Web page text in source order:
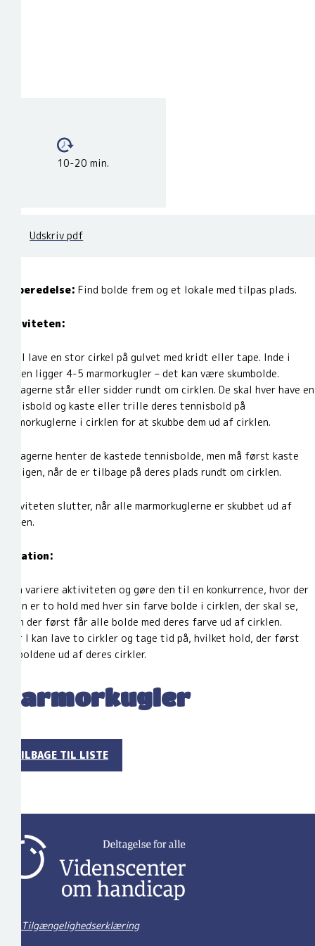
10-20 min.
Udskriv pdf
Forberedelse: Find bolde frem og et lokale med tilpas plads.
Aktiviteten:
I skal lave en stor cirkel på gulvet med kridt eller tape. Inde i
cirklen ligger 4-5 marmorkugler – det kan være skumbolde.
Deltagerne står eller sidder rundt om cirklen. De skal hver have en
tennisbold og kaste eller trille deres tennisbold på
marmorkuglerne i cirklen for at skubbe dem ud af cirklen.
Deltagerne henter de kastede tennisbolde, men må først kaste
dem igen, når de er tilbage på deres plads rundt om cirklen.
Aktiviteten slutter, når alle marmorkuglerne er skubbet ud af
cirklen.
Variation:
I kan variere aktiviteten og gøre den til en konkurrence, hvor der
enten er to hold med hver sin farve bolde i cirklen, der skal se,
hvem der først får alle bolde med deres farve ud af cirklen.
Eller I kan lave to cirkler og tage tid på, hvilket hold, der først
får boldene ud af deres cirkler.
Marmorkugler
TILBAGE TIL LISTE
Tilgængelighedserklæring